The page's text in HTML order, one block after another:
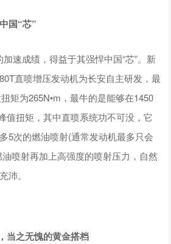
国“芯”
速成绩，得益于其强悍中国“芯”。新
直喷增压发动机为长安自主研发，最
矩为265N•m，最牛的是能够在1450
值扭矩，其中直喷系统功不可没，它
5次的燃油喷射(通常发动机最多只会
喷射再加上高强度的喷射压力，自然
沛。
当之无愧的黄金搭档